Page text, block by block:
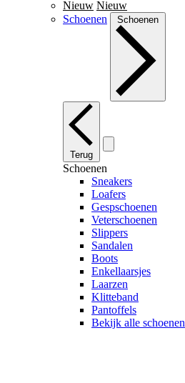
Nieuw Nieuw
Schoenen
Schoenen
Terug
Schoenen
Sneakers
Loafers
Gespschoenen
Veterschoenen
Slippers
Sandalen
Boots
Enkellaarsjes
Laarzen
Klitteband
Pantoffels
Bekijk alle schoenen